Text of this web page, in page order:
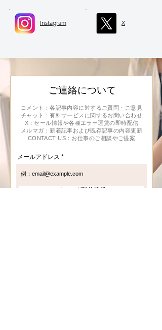
Instagram X
ご連絡について
​コメント：各記事内容に対するご質問・ご意見
チャット：有料サービスに関するお問い合わせ
X：セール情報や各種エラー運賃の即時配信
メルマガ：新着記事および既存記事の内容更新
CONTACT US：お仕事のご相談やご提案
メールアドレス
メルマガ配信登録